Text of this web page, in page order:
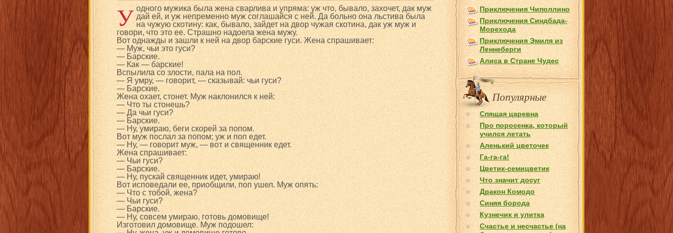
Приключения Чиполлино
Приключения Синдбада-
Морехода
Приключения Эмиля из
Лeннеберги
Алиса в Стране Чудес
Популярные
Спящая царевна
Про поросенка, который
учился летать
Аленький цветочек
Га-га-га!
Цветик-семицветик
Что значит досуг
Дракон Комодо
Синяя борода
Кузнечик и улитка
Счастье и несчастье (на
У одного мужика была жена сварлива и упряма: уж что, бывало, захочет, дак муж
дай ей, и уж непременно муж соглашайся с ней. Да больно она льстива была
на чужую скотину: как, бывало, зайдет на двор чужая скотина, дак уж муж и
говори, что это ее. Страшно надоела жена мужу.
Вот однажды и зашли к ней на двор барские гуси. Жена спрашивает:
— Муж, чьи это гуси?
— Барские.
— Как — барские!
Вспылила со злости, пала на пол.
— Я умру, — говорит, — сказывай: чьи гуси?
— Барские.
Жена охает, стонет. Муж наклонился к ней:
— Что ты стонешь?
— Да чьи гуси?
— Барские.
— Ну, умираю, беги скорей за попом.
Вот муж послал за попом; уж и поп едет.
— Ну, — говорит муж, — вот и священник едет.
Жена спрашивает:
— Чьи гуси?
— Барские.
— Ну, пускай священник идет, умираю!
Вот исповедали ее, приобщили, поп ушел. Муж опять:
— Что с тобой, жена?
— Чьи гуси?
— Барские.
— Ну, совсем умираю, готовь домовище!
Изготовил домовище. Муж подошел: